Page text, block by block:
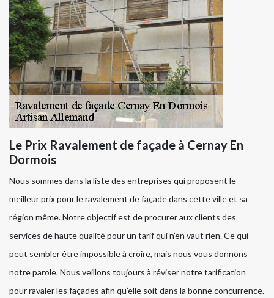
Le Prix Ravalement de façade à Cernay En
Dormois
Nous sommes dans la liste des entreprises qui proposent le
meilleur prix pour le ravalement de façade dans cette ville et sa
région même. Notre objectif est de procurer aux clients des
services de haute qualité pour un tarif qui n’en vaut rien. Ce qui
peut sembler être impossible à croire, mais nous vous donnons
notre parole. Nous veillons toujours à réviser notre tarification
pour ravaler les façades afin qu’elle soit dans la bonne concurrence.